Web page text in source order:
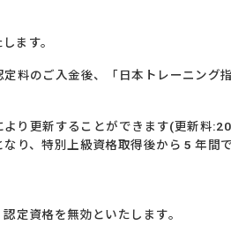
ます。
料のご入金後、「日本トレーニン
り更新することができます(更新料
り、特別上級資格取得後から 5 年間
定資格を無効といたします。